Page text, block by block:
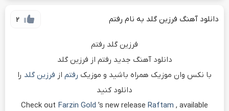
2 دانلود آهنگ فرزین گلد به نام رفتم
فرزین گلد رفتم
دانلود آهنگ جدید رفتم از فرزین گلد
با نکس وان موزیک همراه باشید و موزیک رفتم از فرزین گلد را
دانلود کنید
Check out Farzin Gold ’s new release Raftam , available